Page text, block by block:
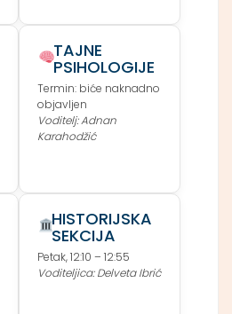
TAJNE
PSIHOLOGIJE
Termin: biće naknadno
objavljen
Voditelj: Adnan
Karahodžić
HISTORIJSKA
SEKCIJA
Petak, 12:10 – 12:55
Voditeljica: Delveta Ibrić